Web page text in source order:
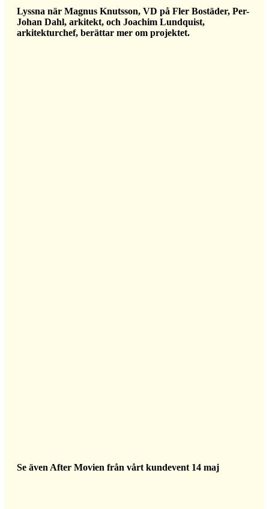
Lyssna när Magnus Knutsson, VD på Fler Bostäder, Per-
Johan Dahl, arkitekt, och Joachim Lundquist,
arkitekturchef, berättar mer om projektet.
Se även After Movien från vårt kundevent 14 maj